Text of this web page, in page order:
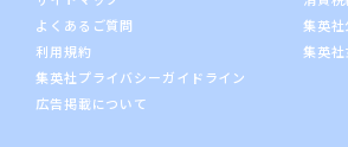
よくあるご質問
利用規約
集英社プライバシーガイドライン
広告掲載について
集英社
集英